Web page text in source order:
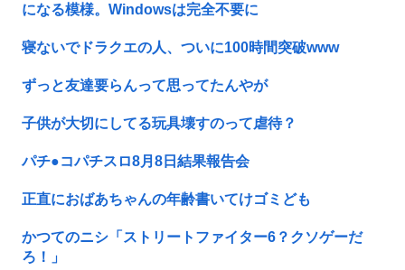
になる模様。Windowsは完全不要に
寝ないでドラクエの人、ついに100時間突破www
ずっと友達要らんって思ってたんやが
子供が大切にしてる玩具壊すのって虐待？
パチ●コパチスロ8月8日結果報告会
正直におばあちゃんの年齢書いてけゴミども
かつてのニシ「ストリートファイター6？クソゲーだ
ろ！」